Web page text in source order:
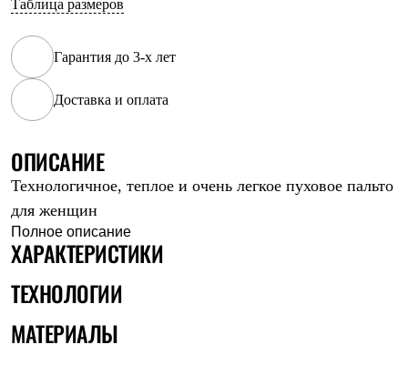
Рубашки
Толстовки
Брюки
Термобелье
Теплое термобелье
Среднее термобелье
Флисовая одежда
Куртки
Брюки
Утепленная пухом
Комбинезоны
Куртки
Утепленная синтетикой
Комбинезоны
Куртки
Брюки
ОПИСАНИЕ
Технологичное, теплое и очень легкое пуховое пальто
для женщин
Полное описание
ХАРАКТЕРИСТИКИ
ТЕХНОЛОГИИ
МАТЕРИАЛЫ
Таблица размеров
Гарантия до 3-х лет
Доставка и оплата